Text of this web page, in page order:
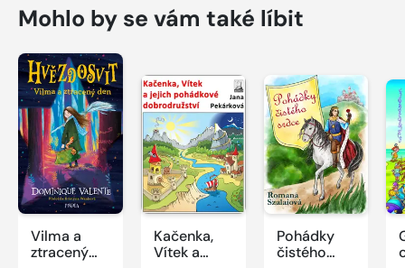
Mohlo by se vám také líbit
Vilma a
ztracený
Kačenka,
Vítek a
Pohádky
čistého